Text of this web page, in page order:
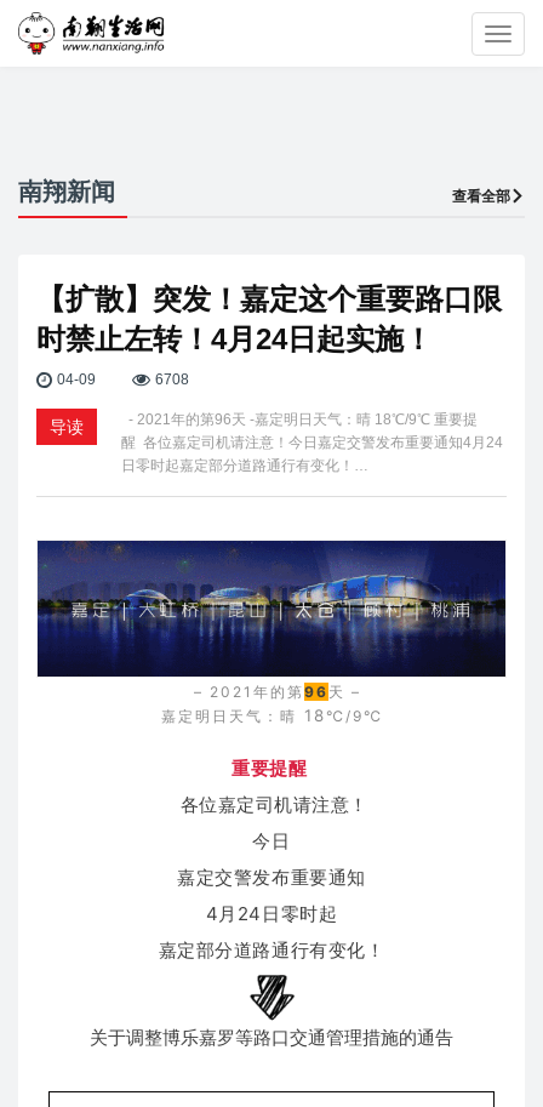
南翔新闻 查看全部
【扩散】突发！嘉定这个重要路口限
时禁止左转！4月24日起实施！
04-09 6708
导读
- 2021年的第96天 -嘉定明日天气：晴 18℃/9℃ 重要提
醒 各位嘉定司机请注意！今日嘉定交警发布重要通知4月24
日零时起嘉定部分道路通行有变化！…
– 2021年的第96 天 –
嘉定明日天气： 晴 18 ℃/9℃
重要提醒
各位嘉定司机请注意！
今日
嘉定交警发布重要通知
4月24日零时起
嘉定部分道路通行有变化！
关于调整博乐嘉罗等路口交通管理措施的通告